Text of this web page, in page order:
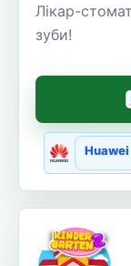
Лікар-
зуби!
Huawei